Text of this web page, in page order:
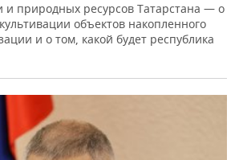
и природных ресурсов Татарстана — о
объектов накопленного
и о том, какой будет республика